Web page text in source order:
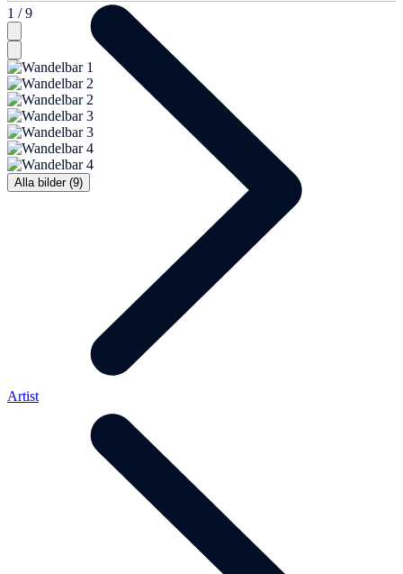
1 / 9
Alla bilder (9)
Artist